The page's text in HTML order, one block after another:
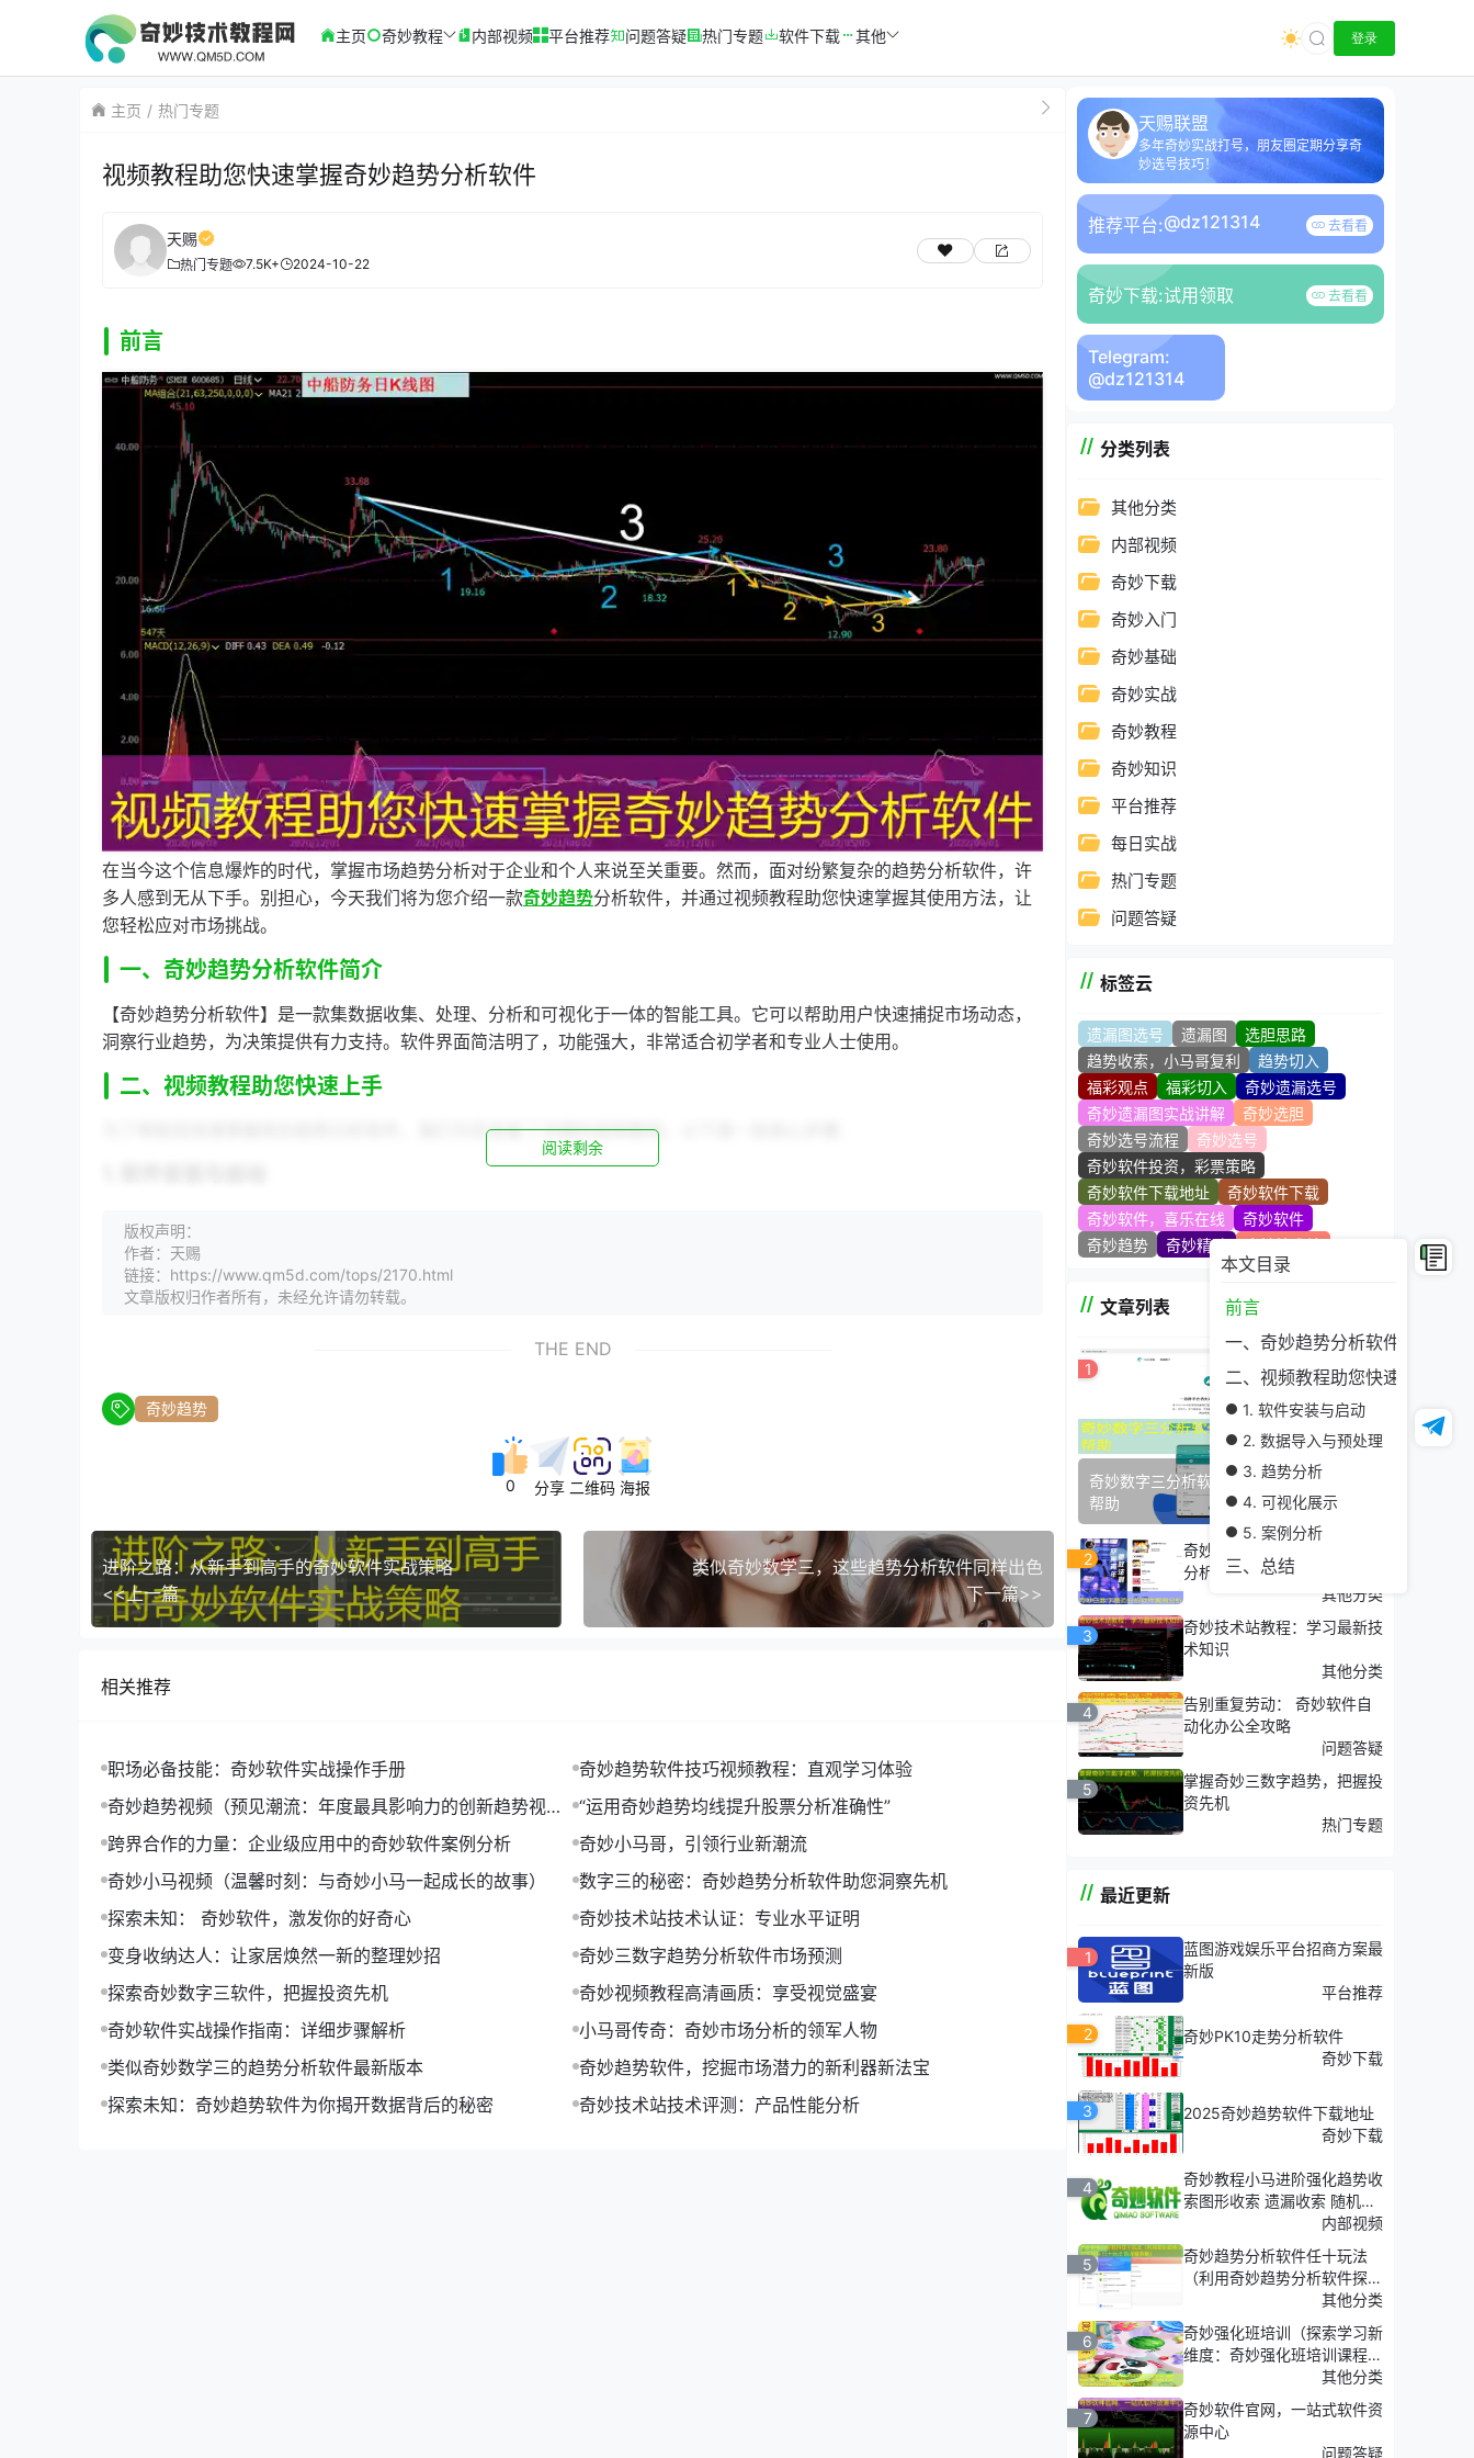
本文目录
前言
一、奇妙趋势分析软件简介
二、视频教程助您快速上手
1. 软件安装与启动
2. 数据导入与预处理
3. 趋势分析
4. 可视化展示
5. 案例分析
三、总结
主页 奇妙教程 内部视频 平台推荐 问题答疑 热门专题 软件下载 其他 登录
主页 热门专题
视频教程助您快速掌握奇妙趋势分析软件
天赐
热门专题 7.5K+ 2024-10-22
前言
在当今这个信息爆炸的时代，掌握市场趋势分析对于企业和个人来说至关重要。然而，面对纷繁复杂的趋势分析软件，许
多人感到无从下手。别担心，今天我们将为您介绍一款奇妙趋势分析软件，并通过视频教程助您快速掌握其使用方法，让
您轻松应对市场挑战。
一、奇妙趋势分析软件简介
【奇妙趋势分析软件】是一款集数据收集、处理、分析和可视化于一体的智能工具。它可以帮助用户快速捕捉市场动态，
洞察行业趋势，为决策提供有力支持。软件界面简洁明了，功能强大，非常适合初学者和专业人士使用。
二、视频教程助您快速上手
为了帮助您快速掌握奇妙趋势分析软件，我们为您准备了详细的视频教程。以下是一些核心步骤：
首先，您需要在官方网站下载并安装奇妙趋势分析软件。安装完成后，双击图标启动软件。
2. 数据导入与预处理
3. 趋势分析
【趋势分析】是奇妙趋势分析软件的核心功能。通过设置相关参数，软件可以帮助您分析数据中的趋势，如增长趋势、周
奇妙趋势分析软件提供多种可视化图表，如折线图、柱状图、饼图等。您可以根据需求选择合适的图表类型，将分析结果
直观地展示出来。
以下是一些案例分析，帮助您更好地理解奇妙趋势分析软件的应用：
发现该产品在促销活动期间销量大幅提升，为企业制定促销策略提供了有力支持。
* **案例分析二**：某餐饮企业通过分析门店营业数据，发现午餐时段的客流量明显高于其他时段。针对这一趋势，企业
调整了员工排班和菜单，提高了餐厅的营业额。
三、总结
策提供有力支持。赶快下载并尝试使用吧，相信它会给您带来意想不到的收获！
阅读剩余
版权声明：
作者：天赐
链接：https://www.qm5d.com/tops/2170.html
文章版权归作者所有，未经允许请勿转载。
THE END
奇妙趋势
0 分享 二维码 海报
进阶之路：从新手到高手的奇妙软件实战策略
<<上一篇
类似奇妙数学三，这些趋势分析软件同样出色
下一篇>>
相关推荐
职场必备技能：奇妙软件实战操作手册
奇妙趋势软件技巧视频教程：直观学习体验
奇妙趋势视频（预见潮流：年度最具影响力的创新趋势视频
分享）
“运用奇妙趋势均线提升股票分析准确性”
跨界合作的力量：企业级应用中的奇妙软件案例分析
奇妙小马哥，引领行业新潮流
奇妙小马视频（温馨时刻：与奇妙小马一起成长的故事）
数字三的秘密：奇妙趋势分析软件助您洞察先机
探索未知： 奇妙软件，激发你的好奇心
奇妙技术站技术认证：专业水平证明
变身收纳达人：让家居焕然一新的整理妙招
奇妙三数字趋势分析软件市场预测
探索奇妙数字三软件，把握投资先机
奇妙视频教程高清画质：享受视觉盛宴
奇妙软件实战操作指南：详细步骤解析
小马哥传奇：奇妙市场分析的领军人物
类似奇妙数学三的趋势分析软件最新版本
奇妙趋势软件，挖掘市场潜力的新利器新法宝
探索未知：奇妙趋势软件为你揭开数据背后的秘密
奇妙技术站技术评测：产品性能分析
天赐联盟
多年奇妙实战打号，朋友圈定期分享奇
妙选号技巧！
推荐平台:@dz121314 去看看
奇妙下载:试用领取 去看看
Telegram:
@dz121314
分类列表
其他分类
内部视频
奇妙下载
奇妙入门
奇妙基础
奇妙实战
奇妙教程
奇妙知识
平台推荐
每日实战
热门专题
问题答疑
标签云
遗漏图选号 遗漏图
选胆思路
趋势收索，小马哥复利
趋势切入
福彩观点
福彩切入
奇妙遗漏选号
奇妙遗漏图实战讲解
奇妙选胆
奇妙选号流程
奇妙选号
奇妙软件投资，彩票策略
奇妙软件下载地址
奇妙软件下载
奇妙软件，喜乐在线
奇妙软件
奇妙趋势
奇妙精髓 奇妙技术站
文章列表
1
奇妙数字三分析软件技术支持：获取专业
帮助
2
奇妙三数字趋势分析软件案例
分析
其他分类
3
奇妙技术站教程：学习最新技
术知识
其他分类
4
告别重复劳动： 奇妙软件自
动化办公全攻略
问题答疑
5
掌握奇妙三数字趋势，把握投
资先机
热门专题
最近更新
1
蓝图游戏娱乐平台招商方案最
新版
平台推荐
2
奇妙PK10走势分析软件
奇妙下载
3
2025奇妙趋势软件下载地址
奇妙下载
4
奇妙教程小马进阶强化趋势收
索图形收索 遗漏收索 随机收
内部视频
5
奇妙趋势分析软件任十玩法
（利用奇妙趋势分析软件探
索'任十玩法'的深度策略）
其他分类
6
奇妙强化班培训（探索学习新
维度：奇妙强化班培训课程介
其他分类
7
奇妙软件官网，一站式软件资
源中心
问题答疑